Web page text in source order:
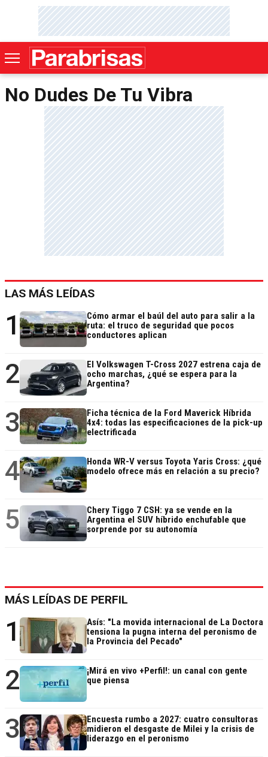
No Dudes De Tu Vibra
LAS MÁS LEÍDAS
1
Cómo armar el baúl del auto para salir a la
ruta: el truco de seguridad que pocos
conductores aplican
2
El Volkswagen T-Cross 2027 estrena caja de
ocho marchas, ¿qué se espera para la
Argentina?
3
Ficha técnica de la Ford Maverick Híbrida
4x4: todas las especificaciones de la pick-up
electrificada
4
Honda WR-V versus Toyota Yaris Cross: ¿qué
modelo ofrece más en relación a su precio?
5
Chery Tiggo 7 CSH: ya se vende en la
Argentina el SUV híbrido enchufable que
sorprende por su autonomía
MÁS LEÍDAS DE PERFIL
1
Asís: "La movida internacional de La Doctora
tensiona la pugna interna del peronismo de
la Provincia del Pecado"
2
¡Mirá en vivo +Perfil!: un canal con gente
que piensa
3
Encuesta rumbo a 2027: cuatro consultoras
midieron el desgaste de Milei y la crisis de
liderazgo en el peronismo